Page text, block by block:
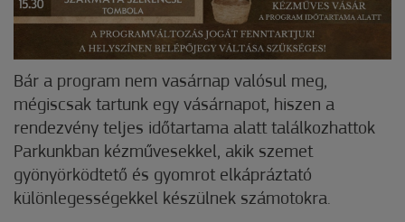
Bár a program nem vasárnap valósul meg,
mégiscsak tartunk egy vásárnapot, hiszen a
rendezvény teljes időtartama alatt találkozhattok
Parkunkban kézművesekkel, akik szemet
gyönyörködtető és gyomrot elkápráztató
különlegességekkel készülnek számotokra.